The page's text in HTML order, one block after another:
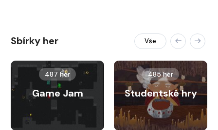
Sbírky her Vše
487 her
Game Jam
485 her
Studentské hry